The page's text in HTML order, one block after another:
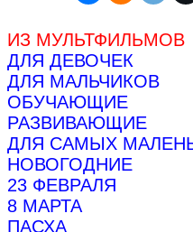
ИЗ МУЛЬТФИЛЬМОВ
ДЛЯ ДЕВОЧЕК
ДЛЯ МАЛЬЧИКОВ
ОБУЧАЮЩИЕ
РАЗВИВАЮЩИЕ
ДЛЯ САМЫХ
НОВОГОДНИЕ
23 ФЕВРАЛЯ
8 МАРТА
ПАСХА